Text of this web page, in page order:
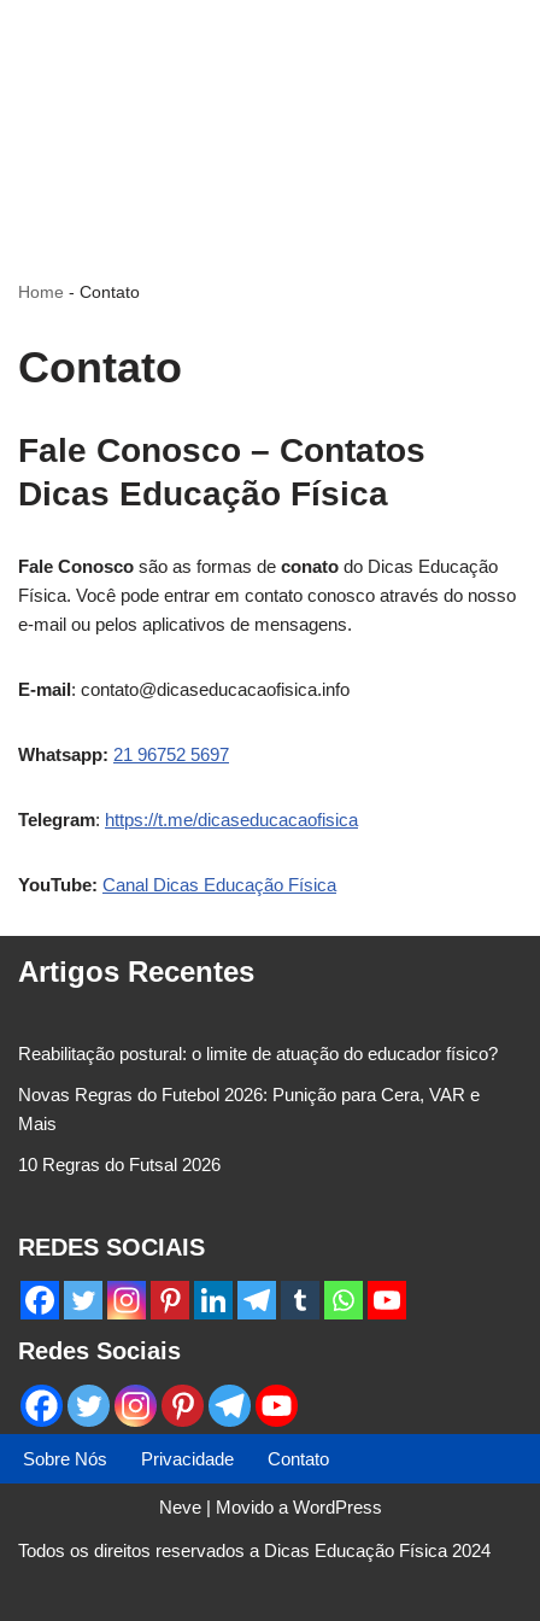
Home - Contato
Contato
Fale Conosco – Contatos
Dicas Educação Física
Fale Conosco são as formas de conato do Dicas Educação
Física. Você pode entrar em contato conosco através do nosso
e-mail ou pelos aplicativos de mensagens.
E-mail: contato@dicaseducacaofisica.info
Whatsapp: 21 96752 5697
Telegram: https://t.me/dicaseducacaofisica
YouTube: Canal Dicas Educação Física
Artigos Recentes
Reabilitação postural: o limite de atuação do educador físico?
Novas Regras do Futebol 2026: Punição para Cera, VAR e
Mais
10 Regras do Futsal 2026
REDES SOCIAIS
Redes Sociais
Sobre Nós Privacidade Contato
Neve| Movido a WordPress
Todos os direitos reservados a Dicas Educação Física 2024